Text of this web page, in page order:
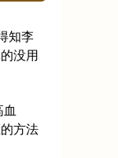
知李
没用
方法